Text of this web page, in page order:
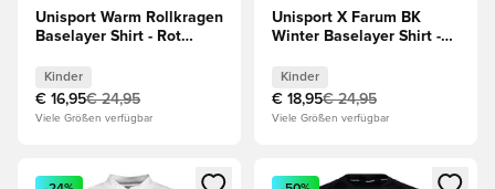
Unisport Warm Rollkragen
Baselayer Shirt - Rot
Kinder
€ 16,95€ 24,95
Viele Größen verfügbar
Unisport X Farum BK
Winter Baselayer Shirt -
Kinder
€ 18,95€ 24,95
Viele Größen verfügbar
Öffnet ein Fenster zum Anmelden oder Registrieren als
Öffnet ein Fenster zum